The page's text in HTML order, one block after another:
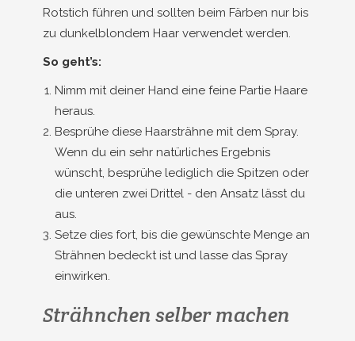
Rotstich führen und sollten beim Färben nur bis
zu dunkelblondem Haar verwendet werden.
So geht’s:
Nimm mit deiner Hand eine feine Partie Haare
heraus.
Besprühe diese Haarsträhne mit dem Spray.
Wenn du ein sehr natürliches Ergebnis
wünscht, besprühe lediglich die Spitzen oder
die unteren zwei Drittel - den Ansatz lässt du
aus.
Setze dies fort, bis die gewünschte Menge an
Strähnen bedeckt ist und lasse das Spray
einwirken.
Strähnchen selber machen